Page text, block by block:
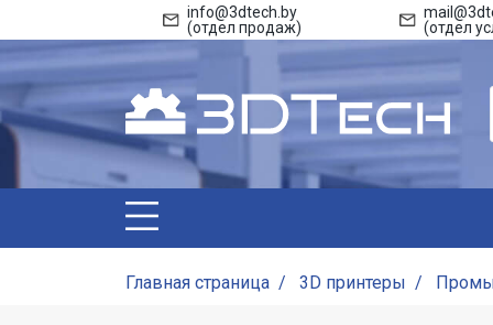
info@3dtech.by
(отдел продаж)
(отдел
Главная страница / 3D принтеры /